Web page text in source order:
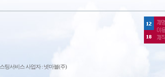
팅서비스 사업자 : 넷마블(주)